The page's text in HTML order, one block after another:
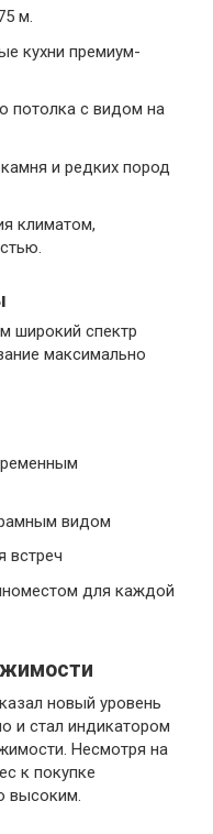
м.
кухни премиум-
потолка с видом на
и редких пород
климатом,
широкий спектр
максимально
видом
встреч
для каждой
новый уровень
и стал индикатором
Несмотря на
к покупке
высоким.